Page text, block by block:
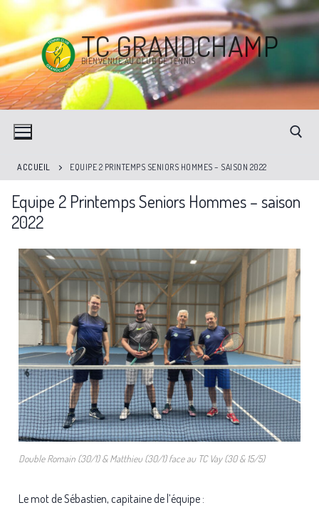
TC GRANDCHAMP
BIENVENUE AU CLUB DE TENNIS
ACCUEIL EQUIPE 2 PRINTEMPS SENIORS HOMMES – SAISON 2022
Equipe 2 Printemps Seniors Hommes – saison
2022
Double Romain (30/1) & Matthieu (30/1) face au TC Vay (30 & 15/5)
Le mot de Sébastien, capitaine de l’équipe :